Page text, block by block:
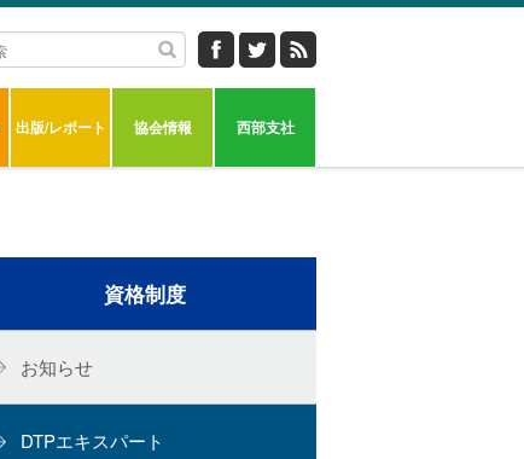
出版/レポート 協会情報 西部支社
資格制度
お知らせ
DTPエキスパート